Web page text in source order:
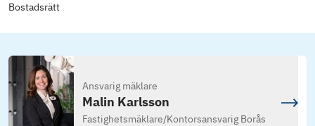
Bostadsrätt
Ansvarig mäklare
Malin Karlsson
Fastighetsmäklare/Kontorsansvarig Borås